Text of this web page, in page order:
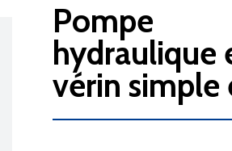
pompe
hydraulique
vérin